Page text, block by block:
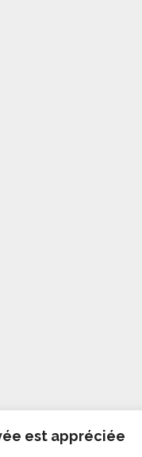
est appréciée